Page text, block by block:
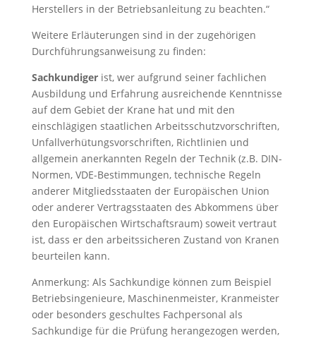
Herstellers in der Betriebsanleitung zu beachten.“
Weitere Erläuterungen sind in der zugehörigen
Durchführungsanweisung zu finden:
Sachkundigerist, wer aufgrund seiner fachlichen
Ausbildung und Erfahrung ausreichende Kenntnisse
auf dem Gebiet der Krane hat und mit den
einschlägigen staatlichen Arbeitsschutzvorschriften,
Unfallverhütungsvorschriften, Richtlinien und
allgemein anerkannten Regeln der Technik (z.B. DIN-
Normen, VDE-Bestimmungen, technische Regeln
anderer Mitgliedsstaaten der Europäischen Union
oder anderer Vertragsstaaten des Abkommens über
den Europäischen Wirtschaftsraum) soweit vertraut
ist, dass er den arbeitssicheren Zustand von Kranen
beurteilen kann.
Anmerkung: Als Sachkundige können zum Beispiel
Betriebsingenieure, Maschinenmeister, Kranmeister
oder besonders geschultes Fachpersonal als
Sachkundige für die Prüfung herangezogen werden,